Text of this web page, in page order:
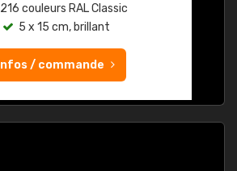
216 couleurs RAL Classic
5 x 15 cm, brillant
Infos / commande